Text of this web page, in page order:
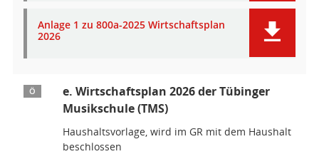
Anlage 1 zu 800a-2025 Wirtschaftsplan
2026
Ö
e. Wirtschaftsplan 2026 der Tübinger
Musikschule (TMS)
Haushaltsvorlage, wird im GR mit dem Haushalt
beschlossen